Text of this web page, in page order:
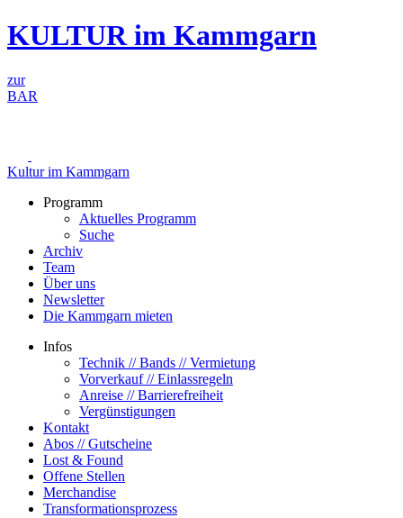
Zum
Inhalt
KULTUR im Kammgarn
zur
BAR
Kultur im Kammgarn
Programm
Aktuelles Programm
Suche
Archiv
Team
Über uns
Newsletter
Die Kammgarn mieten
Infos
Technik // Bands // Vermietung
Vorverkauf // Einlassregeln
Anreise // Barrierefreiheit
Vergünstigungen
Kontakt
Abos // Gutscheine
Lost & Found
Offene Stellen
Merchandise
Transformationsprozess